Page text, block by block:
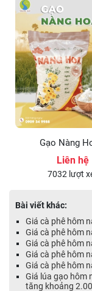
Gạo Nàng
Liên hệ
7032 lượt
Bài viết khác:
Giá cà phê hôm
Giá cà phê hôm
Giá cà phê hôm
Giá cà phê hôm
Giá cà phê hôm
Giá lúa gạo hôm
tăng khoảng